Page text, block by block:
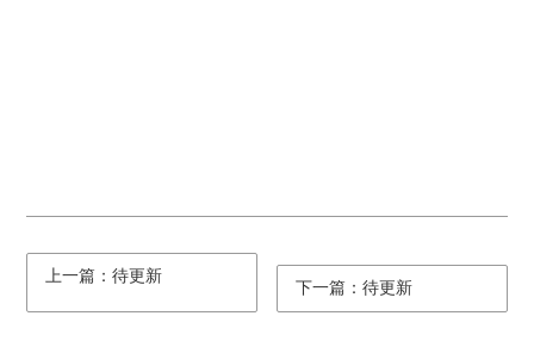
上一篇：待更新
下一篇：待更新